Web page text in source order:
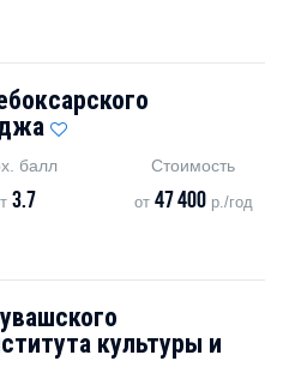
балл
3.7
Стоимость
от 47 400р./год
культуры и